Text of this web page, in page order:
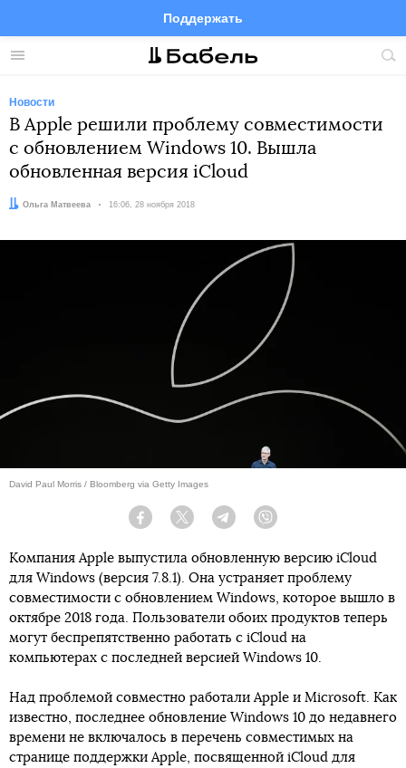
Меню
Поддержать
FacebookTelegramTwitter
Новости
В Apple решили проблему совместимости
с обновлением Windows 10. Вышла
обновленная версия iCloud
Автор:
Ольга Матвеева Дата:
16:06, 28 ноября 2018
David Paul Morris / Bloomberg via Getty Images
Facebook Twitter Telegram
Компания Apple выпустила обновленную версию iCloud
для Windows (версия 7.8.1). Она устраняет проблему
совместимости с обновлением Windows, которое вышло в
октябре 2018 года. Пользователи обоих продуктов теперь
могут беспрепятственно работать с iCloud на
компьютерах с последней версией Windows 10.
Над проблемой совместно работали Apple и Microsoft. Как
известно, последнее обновление Windows 10 до недавнего
времени не включалось в перечень совместимых на
странице поддержки Apple, посвященной iCloud для